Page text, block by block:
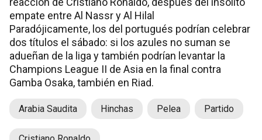
empate entre Al Nassr y Al Hilal
Paradójicamente, los del portugués podrían celebrar
dos títulos el sábado: si los azules no suman se
adueñan de la liga y también podrían levantar la
Champions League II de Asia en la final contra
Gamba Osaka, también en Riad.
Arabia Saudita Hinchas Pelea Partido